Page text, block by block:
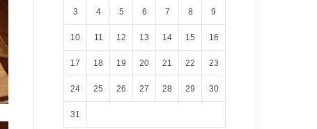
3 4 5 6 7 8 9
10 11 12 13 14 15 16
17 18 19 20 21 22 23
24 25 26 27 28 29 30
31